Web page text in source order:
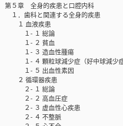
第５章 全身的疾患と口腔内科
１．歯科と関連する全身的疾患
１ 血液疾患
１- １ 総論
１- ２ 貧血
１- ３ 造血性腫瘍
１- ４ 顆粒球減少症（好中球減少症
１- ５ 出血性素因
２ 循環器疾患
２- １ 総論
２- ２ 高血圧症
２- ３ 虚血性心疾患
２- ４ 不整脈